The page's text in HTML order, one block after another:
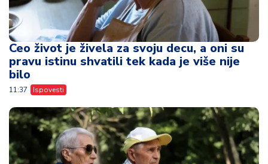
Ceo život je živela za svoju decu, a oni su
pravu istinu shvatili tek kada je više nije
bilo
11:37 Ispovesti